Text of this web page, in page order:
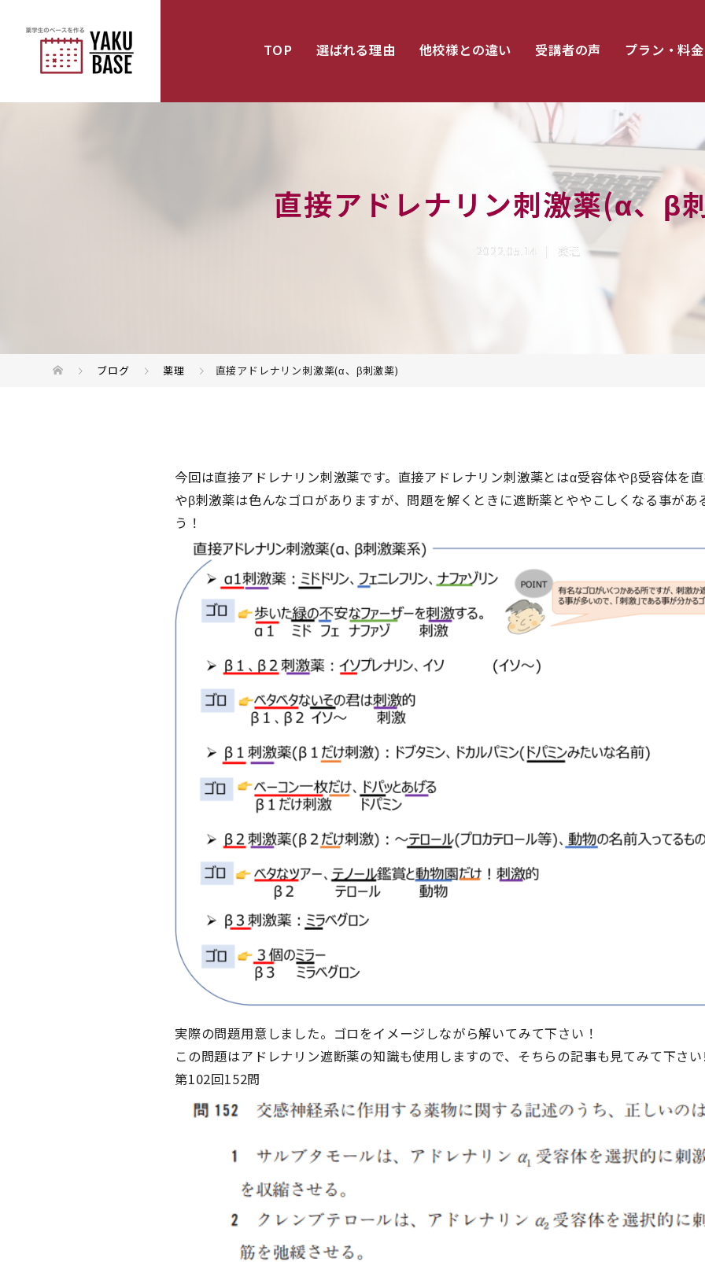
TOP 選ばれる理由 他校様との違い 受講者の声 プラン・料金
直接アドレナリン刺激薬(α、β
2022.05.14 薬理
ブログ 薬理 直接アドレナリン刺激薬(α、β刺激薬)
今回は直接アドレナリン刺激薬です。直接アドレナリン刺激薬とはα受容体やβ受容体を
やβ刺激薬は色んなゴロがありますが、問題を解くときに遮断薬とややこしくなる事があ
う！
実際の問題用意しました。ゴロをイメージしながら解いてみて下さい！
この問題はアドレナリン遮断薬の知識も使用しますので、そちらの記事も見てみて下さ
第102回152問